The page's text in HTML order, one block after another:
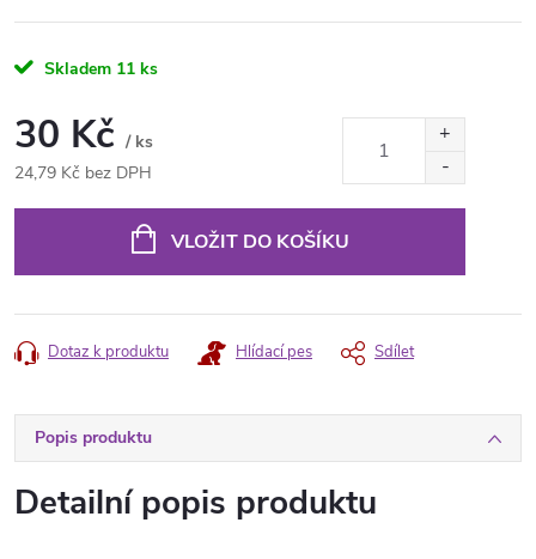
Skladem 11 ks
30 Kč / ks
24,79 Kč bez DPH
VLOŽIT DO KOŠÍKU
Dotaz k produktu Hlídací pes Sdílet
Popis produktu
Detailní popis produktu